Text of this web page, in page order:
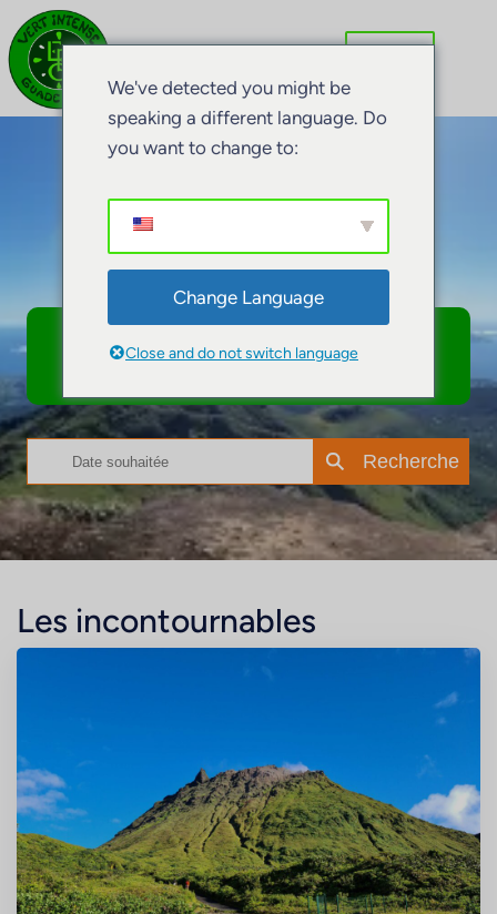
Vivez vos
rêves….
Réservez vos activités
nature en Guadeloupe
Recherche
Les incontournables
We've detected you might be
speaking a different language. Do
you want to change to:
Change Language
Close and do not switch language